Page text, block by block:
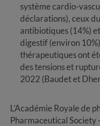
système cardio-
déclarations), ceux
antibiotiques (14%)
digestif (environ
thérapeutiques ont
des tensions et
2022 (Baudet et
L’Académie Royale de
Pharmaceutical Society